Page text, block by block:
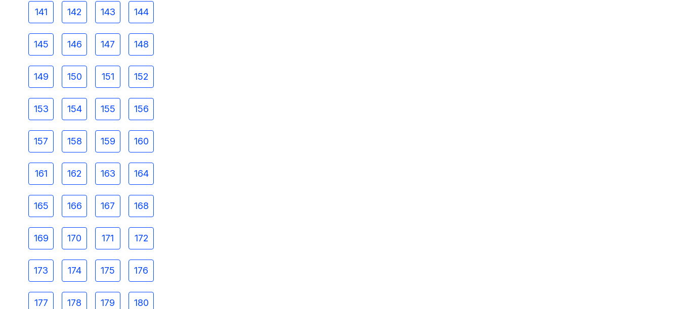
141 142 143 144
145 146 147 148
149 150 151 152
153 154 155 156
157 158 159 160
161 162 163 164
165 166 167 168
169 170 171 172
173 174 175 176
177 178 179 180